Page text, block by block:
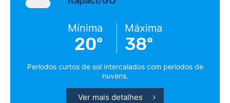
Mínima
20º
Máxima
38º
Períodos curtos de sol intercalados com períodos de
nuvens.
Ver mais detalhes